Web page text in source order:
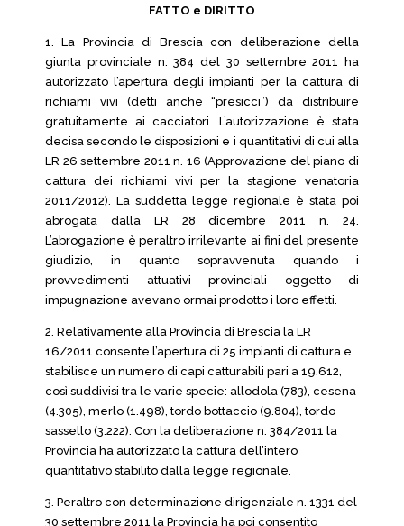
FATTO e DIRITTO
1. La Provincia di Brescia con deliberazione della
giunta provinciale n. 384 del 30 settembre 2011 ha
autorizzato l’apertura degli impianti per la cattura di
richiami vivi (detti anche “presicci”) da distribuire
gratuitamente ai cacciatori. L’autorizzazione è stata
decisa secondo le disposizioni e i quantitativi di cui alla
LR 26 settembre 2011 n. 16 (Approvazione del piano di
cattura dei richiami vivi per la stagione venatoria
2011/2012). La suddetta legge regionale è stata poi
abrogata dalla LR 28 dicembre 2011 n. 24.
L’abrogazione è peraltro irrilevante ai fini del presente
giudizio, in quanto sopravvenuta quando i
provvedimenti attuativi provinciali oggetto di
impugnazione avevano ormai prodotto i loro effetti.
2. Relativamente alla Provincia di Brescia la LR
16/2011 consente l’apertura di 25 impianti di cattura e
stabilisce un numero di capi catturabili pari a 19.612,
così suddivisi tra le varie specie: allodola (783), cesena
(4.305), merlo (1.498), tordo bottaccio (9.804), tordo
sassello (3.222). Con la deliberazione n. 384/2011 la
Provincia ha autorizzato la cattura dell’intero
quantitativo stabilito dalla legge regionale.
3. Peraltro con determinazione dirigenziale n. 1331 del
30 settembre 2011 la Provincia ha poi consentito